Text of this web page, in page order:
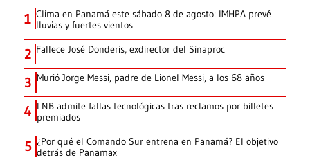
1 Clima en Panamá este sábado 8 de agosto: IMHPA prevé
lluvias y fuertes vientos
2 Fallece José Donderis, exdirector del Sinaproc
3 Murió Jorge Messi, padre de Lionel Messi, a los 68 años
4 LNB admite fallas tecnológicas tras reclamos por billetes
premiados
5 ¿Por qué el Comando Sur entrena en Panamá? El objetivo
detrás de Panamax